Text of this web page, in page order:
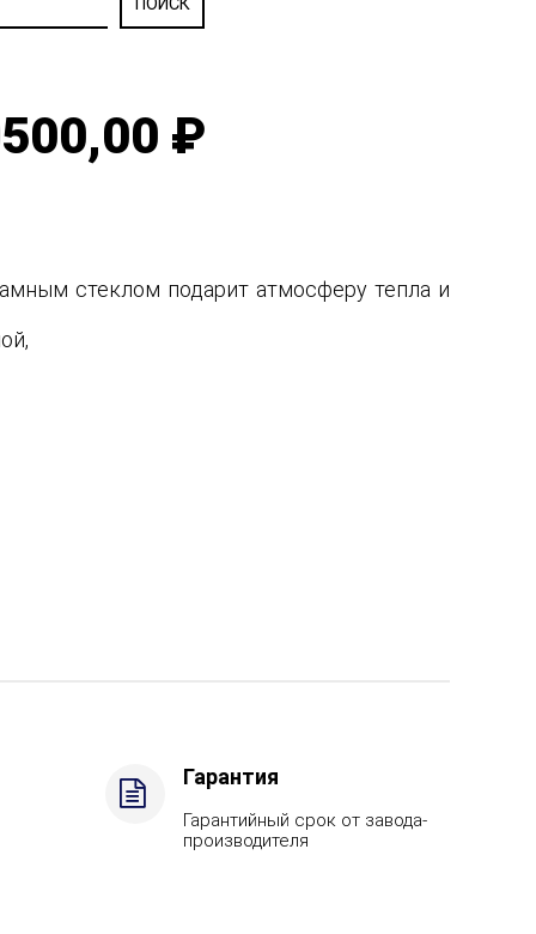
₽
стеклом подарит атмосферу тепла и
Гарантия
Гарантийный срок от завода-
производителя